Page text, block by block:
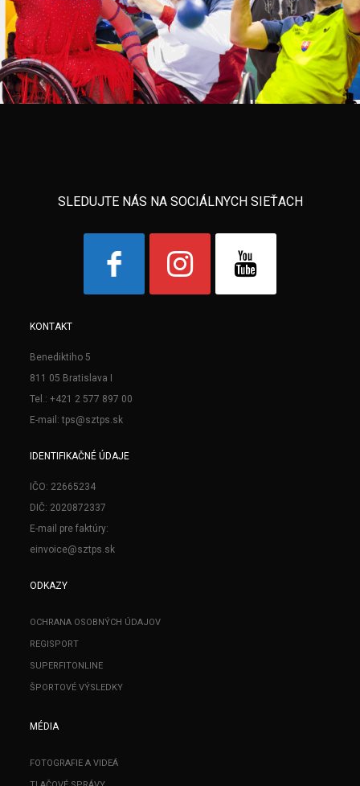
SLEDUJTE NÁS NA SOCIÁLNYCH SIEŤACH
KONTAKT
Benediktiho 5
811 05 Bratislava I
Tel.: +421 2 577 897 00
E-mail: tps@sztps.sk
IDENTIFIKAČNÉ ÚDAJE
IČO: 22665234
DIČ: 2020872337
E-mail pre faktúry:
einvoice@sztps.sk
ODKAZY
OCHRANA OSOBNÝCH ÚDAJOV
REGISPORT
SUPERFITONLINE
ŠPORTOVÉ VÝSLEDKY
MÉDIA
FOTOGRAFIE A VIDEÁ